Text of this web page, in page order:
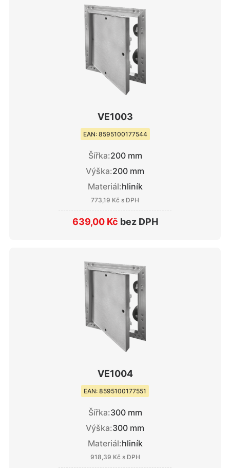
VE1003
EAN: 8595100177544
Šířka:200 mm
Výška:200 mm
Materiál:hliník
773,19 Kč s DPH
639,00 Kč bez DPH
VE1004
EAN: 8595100177551
Šířka:300 mm
Výška:300 mm
Materiál:hliník
918,39 Kč s DPH